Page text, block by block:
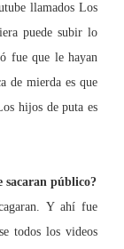
llamados Los
puede subir lo
fue que le hayan
de mierda es que
hijos de puta es
sacaran público?
Y ahí fue
todos los videos